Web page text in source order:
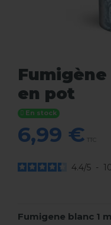
en pot
En stock
6,99 € TTC
4.4/5 -
Fumigene blanc 1